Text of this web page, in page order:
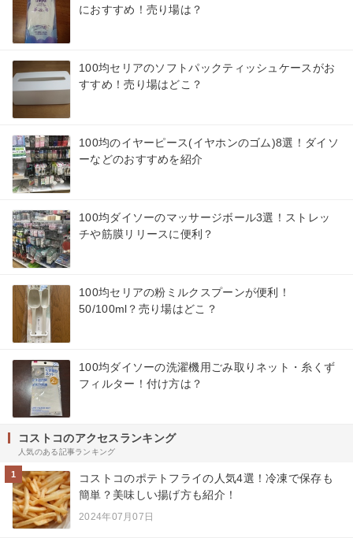
におすすめ！売り場は？
100均セリアのソフトパックティッシュケースがお
すすめ！売り場はどこ？
100均のイヤーピース(イヤホンのゴム)8選！ダイソ
ーなどのおすすめを紹介
100均ダイソーのマッサージボール3選！ストレッ
チや筋膜リリースに便利？
100均セリアの粉ミルクスプーンが便利！
50/100ml？売り場はどこ？
100均ダイソーの洗濯機用ごみ取りネット・糸くず
フィルター！付け方は？
コストコのアクセスランキング
人気のある記事ランキング
1
コストコのポテトフライの人気4選！冷凍で保存も
簡単？美味しい揚げ方も紹介！
2024年07月07日